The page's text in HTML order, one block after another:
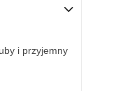
i przyjemny